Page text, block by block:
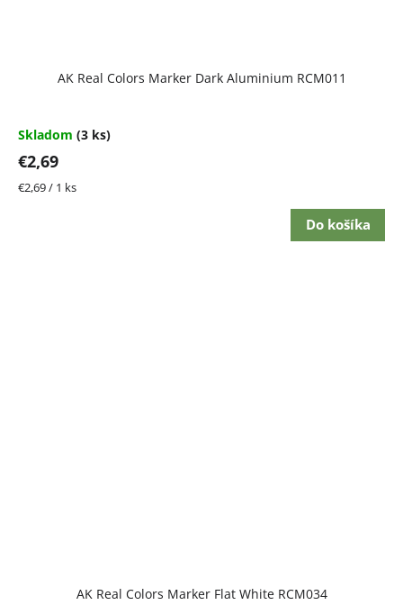
AK Real Colors Marker Dark Aluminium RCM011
Skladom (3 ks)
€2,69
Jednotková
€2,69 / 1 ks
Do košíka
AK Real Colors Marker Flat White RCM034
hodnotenie